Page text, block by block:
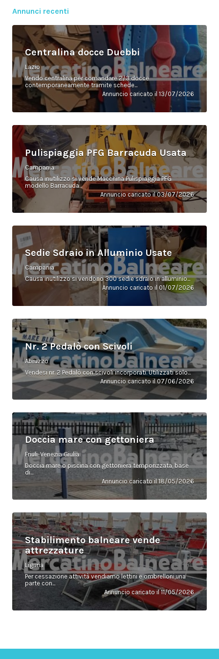
Annunci recenti
Centralina docce Duebbi
Lazio
Vendo centralina per comandare 2/3 docce
contemporaneamente tramite schede...
Annuncio caricato il 13/07/2026
Pulispiaggia PFG Barracuda Usata
Campania
Causa inutilizzo si vende Macchina Pulispiaggia PFG
modello Barracuda...
Annuncio caricato il 03/07/2026
Sedie Sdraio in Alluminio Usate
Campania
Causa inutilizzo si vendono 300 sedie sdraio in alluminio...
Annuncio caricato il 01/07/2026
Nr. 2 Pedalò con Scivoli
Abruzzo
Vendesi nr. 2 Pedalò con scivoli incorporati. Utilizzati solo...
Annuncio caricato il 07/06/2026
Doccia mare con gettoniera
Friuli-Venezia Giulia
Doccia mare o piscina con gettoniera temporizzata, base
di...
Annuncio caricato il 18/05/2026
Stabilimento balneare vende
attrezzature
Liguria
Per cessazione attività vendiamo lettini e ombrelloni,una
parte con...
Annuncio caricato il 11/05/2026